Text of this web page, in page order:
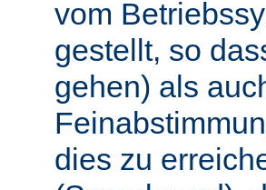
vom
gestellt, so
gehen) als
dies zu